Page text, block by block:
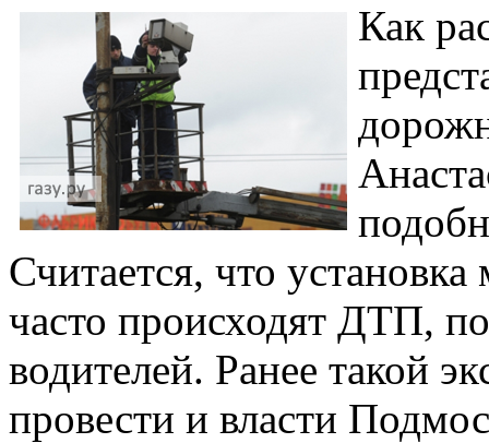
Как
Считается, что
часто происходят ДТП,
водителей. Ранее такой
провести и власти